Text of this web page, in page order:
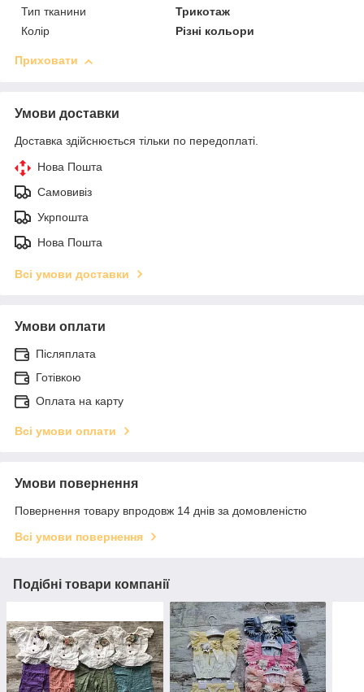
Тип тканини
Трикотаж
Колір
Різні кольори
Приховати
Умови доставки
Доставка здійснюється тільки по передоплаті.
Нова Пошта
Самовивіз
Укрпошта
Нова Пошта
Всі умови доставки
Умови оплати
Післяплата
Готівкою
Оплата на карту
Всі умови оплати
Умови повернення
Повернення товару впродовж 14 днів за домовленістю
Всі умови повернення
Подібні товари компанії